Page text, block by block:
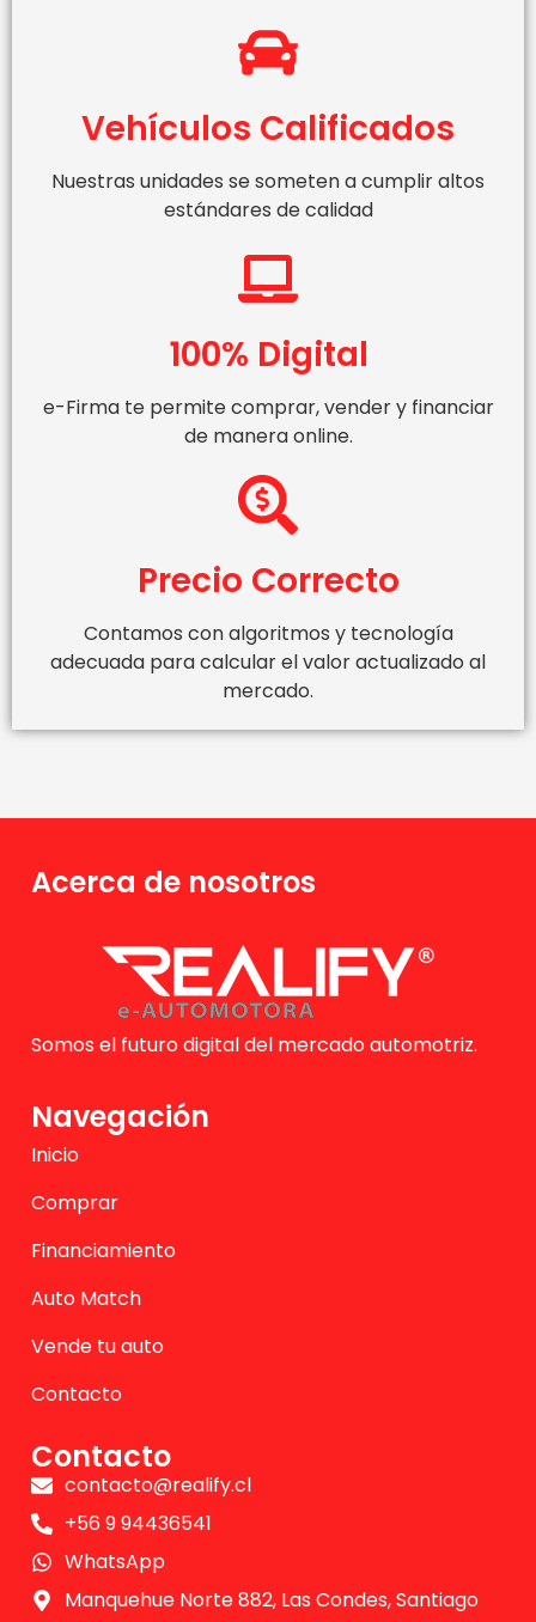
Vehículos Calificados
Nuestras unidades se someten a cumplir altos
estándares de calidad
100% Digital
e-Firma te permite comprar, vender y financiar
de manera online.
Precio Correcto
Contamos con algoritmos y tecnología
adecuada para calcular el valor actualizado al
mercado.
Acerca de nosotros
Somos el futuro digital del mercado automotriz.
Navegación
Inicio
Comprar
Financiamiento
Auto Match
Vende tu auto
Contacto
Contacto
contacto@realify.cl
+56 9 94436541
WhatsApp
Manquehue Norte 882, Las Condes, Santiago